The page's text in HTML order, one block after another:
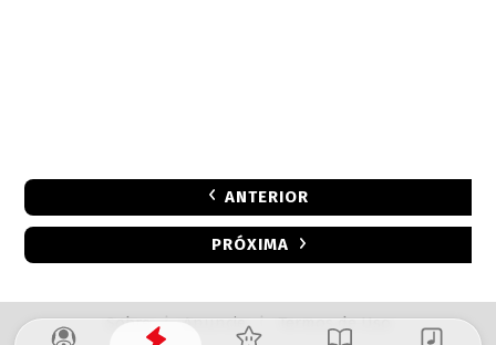
ANTERIOR
PRÓXIMA
Sobre | Anuncie | Termos de Uso